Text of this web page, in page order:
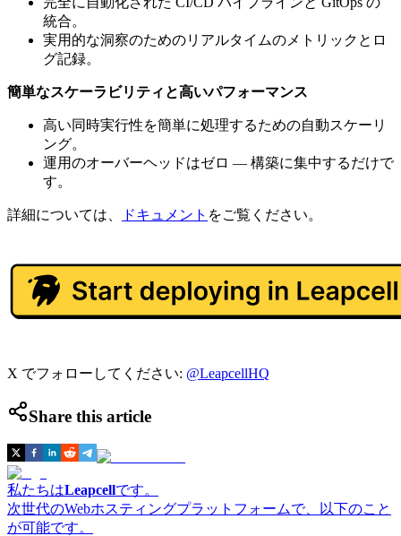
統合。
実用的な洞察のためのリアルタイムのメトリックとロ
グ記録。
簡単なスケーラビリティと高いパフォーマンス
高い同時実行性を簡単に処理するための自動スケーリ
ング。
運用のオーバーヘッドはゼロ — 構築に集中するだけで
す。
詳細については、 ドキュメント をご覧ください。
X でフォローしてください: @LeapcellHQ
Share this article
私たちはLeapcellです。
次世代のWebホスティングプラットフォームで、以下のこと
が可能です。